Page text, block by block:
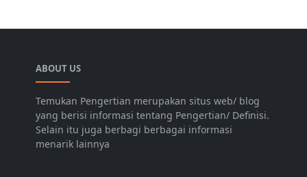
ABOUT US
Temukan Pengertian merupakan situs web/ blog
yang berisi informasi tentang Pengertian/ Definisi.
Selain itu juga berbagi berbagai informasi
menarik lainnya